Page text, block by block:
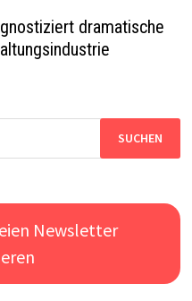
dramatische
Newsletter